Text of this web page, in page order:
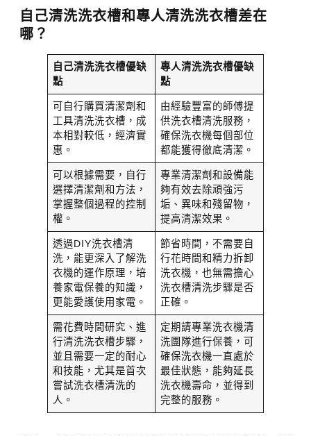
自己清洗洗衣槽和專人清洗洗衣槽差在
哪？
自己清洗洗衣槽優缺
點
專人清洗洗衣槽優缺
點
可自行購買清潔劑和
工具清洗洗衣槽，成
本相對較低，經濟實
惠。
由經驗豐富的師傅提
供洗衣槽清洗服務，
確保洗衣機每個部位
都能獲得徹底清潔。
可以根據需要，自行
選擇清潔劑和方法，
掌握整個過程的控制
權。
專業清潔劑和設備能
夠有效去除頑強污
垢、異味和殘留物，
提高清潔效果。
透過DIY洗衣槽清
洗，能更深入了解洗
衣機的運作原理，培
養家電保養的知識，
更能愛護使用家電。
節省時間，不需要自
行花時間和精力拆卸
洗衣機，也無需擔心
洗衣槽清洗步驟是否
正確。
需花費時間研究、進
行清洗洗衣槽步驟，
並且需要一定的耐心
和技能，尤其是首次
嘗試洗衣槽清洗的
人。
定期請專業洗衣機清
洗團隊進行保養，可
確保洗衣機一直處於
最佳狀態，能夠延長
洗衣機壽命，並得到
完整的服務。